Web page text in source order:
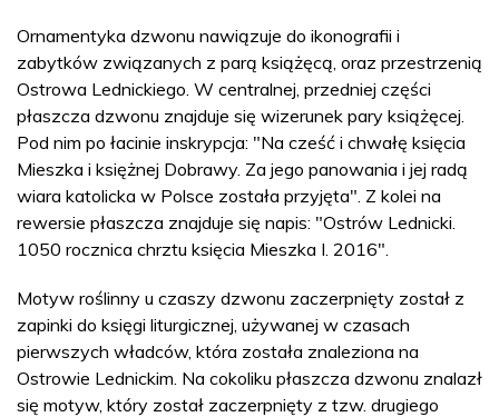
Ornamentyka dzwonu nawiązuje do ikonografii i
zabytków związanych z parą książęcą, oraz przestrzenią
Ostrowa Lednickiego. W centralnej, przedniej części
płaszcza dzwonu znajduje się wizerunek pary książęcej.
Pod nim po łacinie inskrypcja: "Na cześć i chwałę księcia
Mieszka i księżnej Dobrawy. Za jego panowania i jej radą
wiara katolicka w Polsce została przyjęta". Z kolei na
rewersie płaszcza znajduje się napis: "Ostrów Lednicki.
1050 rocznica chrztu księcia Mieszka I. 2016".
Motyw roślinny u czaszy dzwonu zaczerpnięty został z
zapinki do księgi liturgicznej, używanej w czasach
pierwszych władców, która została znaleziona na
Ostrowie Lednickim. Na cokoliku płaszcza dzwonu znalazł
się motyw, który został zaczerpnięty z tzw. drugiego